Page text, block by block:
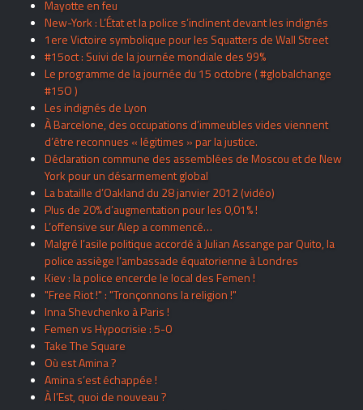
Mayotte en feu
New-York : L’État et la police s’inclinent devant les indignés
1ere Victoire symbolique pour les Squatters de Wall Street
#15oct : Suivi de la journée mondiale des 99%
Le programme de la journée du 15 octobre ( #globalchange
#15O )
Les indignés de Lyon
À Barcelone, des occupations d’immeubles vides viennent
d’être reconnues « légitimes » par la justice.
Déclaration commune des assemblées de Moscou et de New
York pour un désarmement global
La bataille d’Oakland du 28 janvier 2012 (vidéo)
Plus de 20% d’augmentation pour les 0,01% !
L’offensive sur Alep a commencé…
Malgré l’asile politique accordé à Julian Assange par Quito, la
police assiège l’ambassade équatorienne à Londres
Kiev : la police encercle le local des Femen !
"Free Riot !" : "Tronçonnons la religion !"
Inna Shevchenko à Paris !
Femen vs Hypocrisie : 5-0
Take The Square
Où est Amina ?
Amina s’est échappée !
À l’Est, quoi de nouveau ?